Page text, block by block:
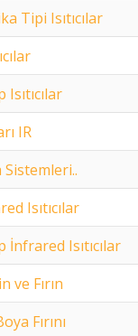
Tipi Isıtıcılar
IR
Isıtıcılar
Isıtıcılar
ve Fırın
Fırını